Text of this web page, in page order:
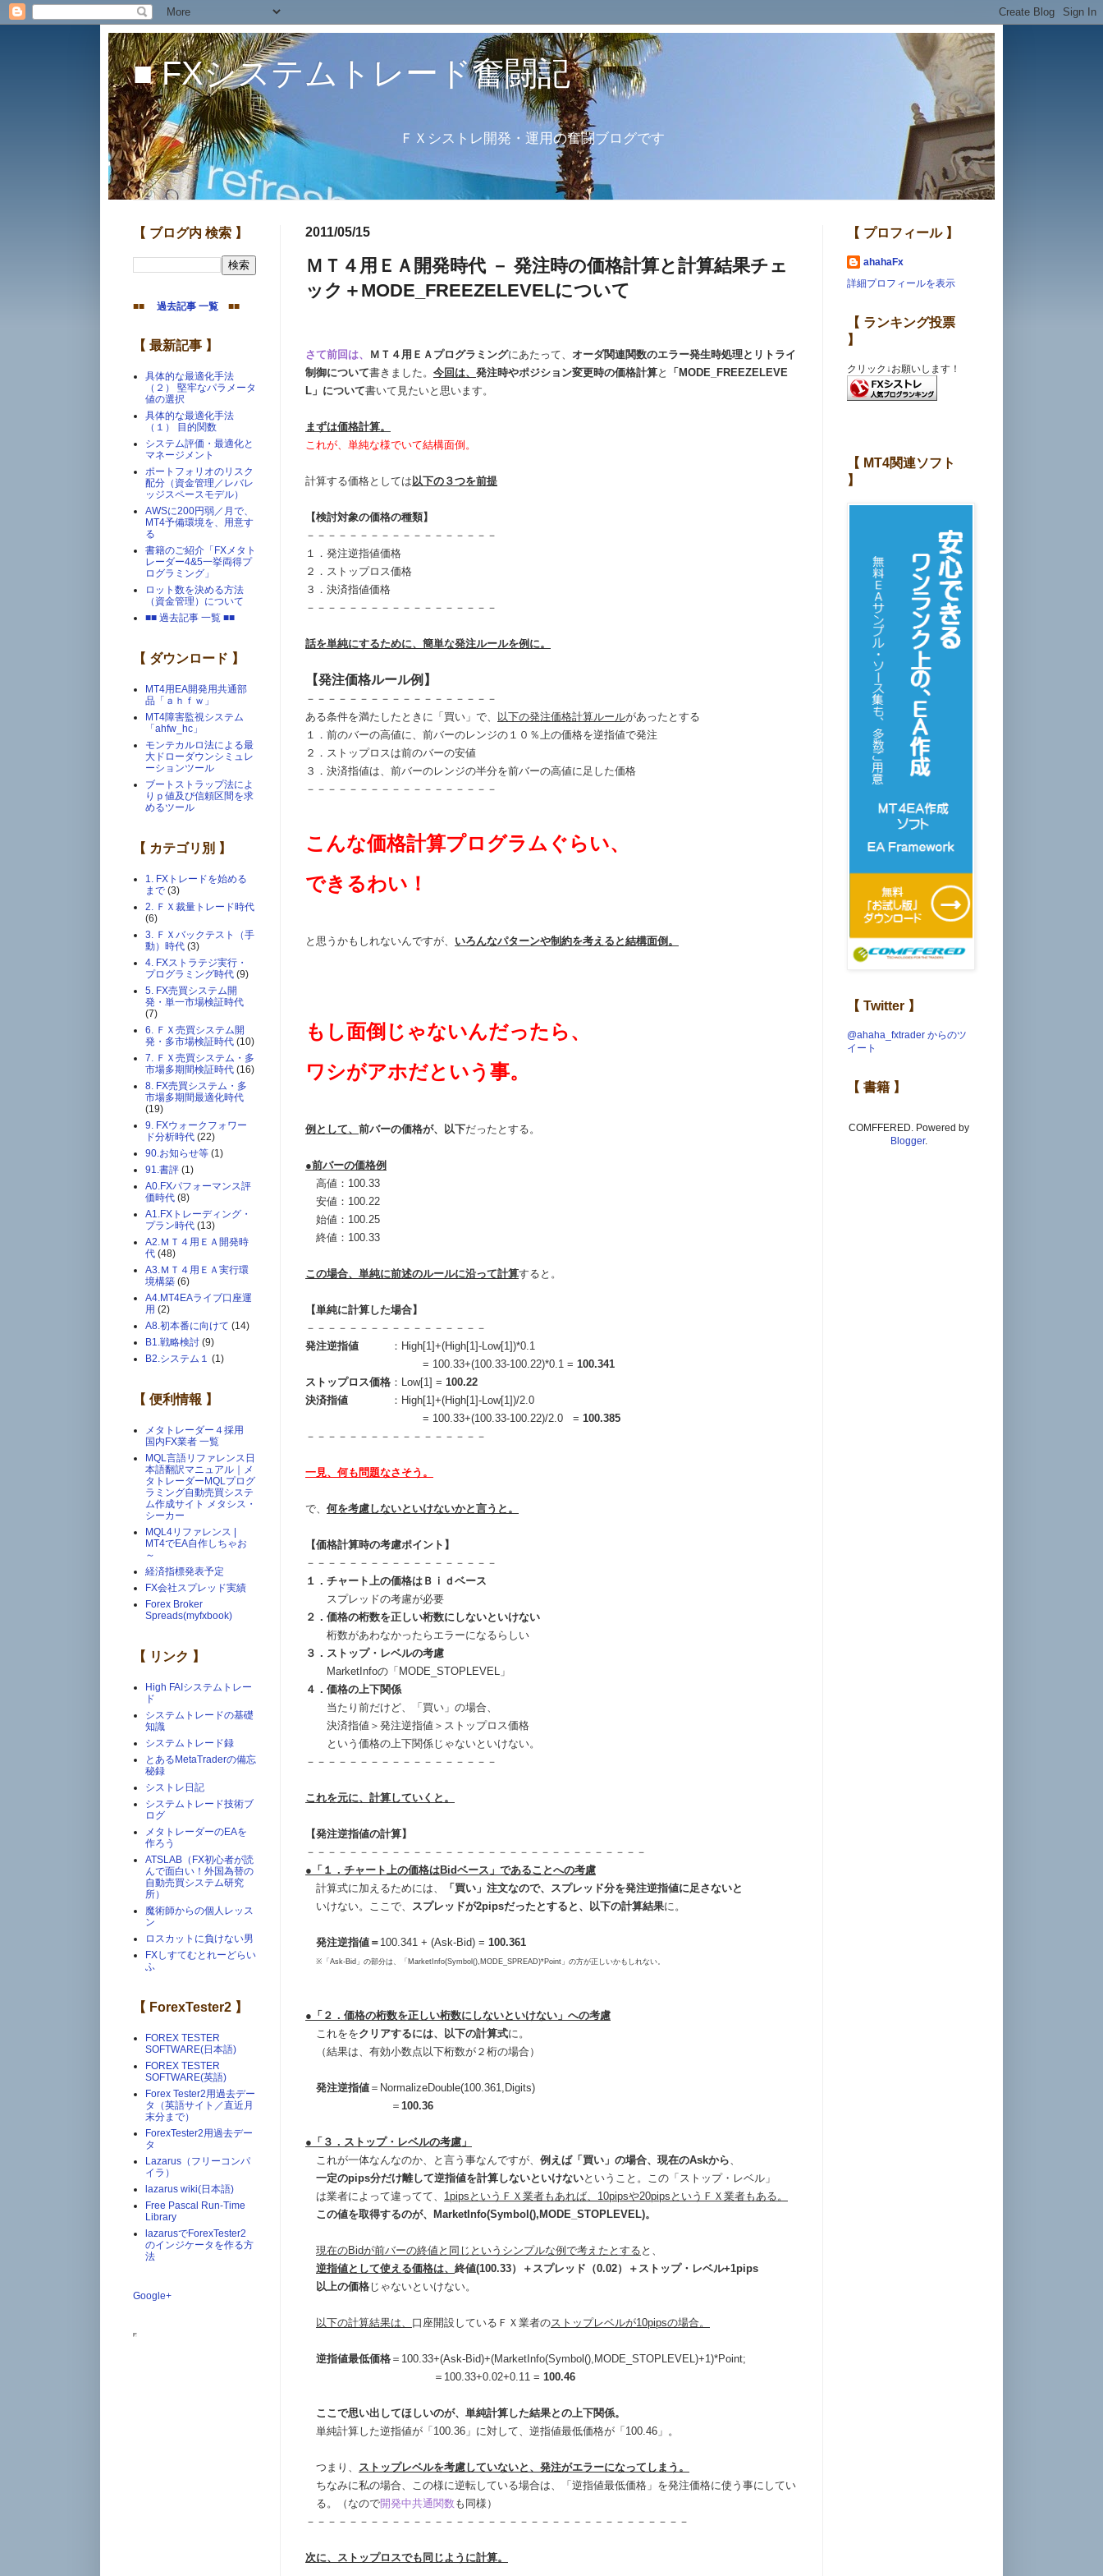
■ FXシステムトレード奮闘記
ＦＸシストレ開発・運用の奮闘ブログです
2011/05/15
ＭＴ４用ＥＡ開発時代 － 発注時の価格計算と計算結果チェ
ック＋MODE_FREEZELEVELについて
さて前回は、 ＭＴ４用ＥＡプログラミングにあたって、 オーダ関連関数のエラー発生時処理とリトライ
制御について書きました。 今回は、 発注時やポジション変更時の価格計算と
「MODE_FREEZELEVE
L」について書いて見たいと思います。
まずは価格計算。
これが、単純な様でいて結構面倒。
計算する価格としては 以下の３つを前提
【検討対象の価格の種類】
－－－－－－－－－－－－－－－－－－
１．発注逆指値価格
２．ストップロス価格
３．決済指値価格
－－－－－－－－－－－－－－－－－－
話を単純にするために、簡単な発注ルールを例に。
【発注価格ルール例】
－－－－－－－－－－－－－－－－－－
ある条件を満たしたときに「買い」で、 以下の発注価格計算ルールがあったとする
１．前のバーの高値に、前バーのレンジの１０％上の価格を逆指値で発注
２．ストップロスは前のバーの安値
３．決済指値は、前バーのレンジの半分を前バーの高値に足した価格
－－－－－－－－－－－－－－－－－－
こんな価格計算プログラムぐらい、
できるわい！
と思うかもしれないんですが、 いろんなパターンや制約を考えると結構面倒。
もし面倒じゃないんだったら、
ワシがアホだという事。
例として、 前バーの価格が、以下だったとする。
●前バーの価格例
高値：100.33
安値：100.22
始値：100.25
終値：100.33
この場合、単純に前述のルールに沿って計算すると。
【単純に計算した場合】
－－－－－－－－－－－－－－－－－
発注逆指値 ：High[1]+(High[1]-Low[1])*0.1
= 100.33+(100.33-100.22)*0.1 = 100.341
ストップロス価格 ：Low[1] = 100.22
決済指値 ：High[1]+(High[1]-Low[1])/2.0
= 100.33+(100.33-100.22)/2.0 = 100.385
－－－－－－－－－－－－－－－－－
一見、何も問題なさそう。
で、 何を考慮しないといけないかと言うと。
【価格計算時の考慮ポイント】
－－－－－－－－－－－－－－－－－－
１．チャート上の価格はＢｉｄベース
スプレッドの考慮が必要
２．価格の桁数を正しい桁数にしないといけない
桁数があわなかったらエラーになるらしい
３．ストップ・レベルの考慮
MarketInfoの「MODE_STOPLEVEL」
４．価格の上下関係
当たり前だけど、「買い」の場合、
決済指値＞発注逆指値＞ストップロス価格
という価格の上下関係じゃないといけない。
－－－－－－－－－－－－－－－－－－
これを元に、計算していくと。
【発注逆指値の計算】
－－－－－－－－－－－－－－－－－－－－－－－－－－－－－－－－
●「１．チャート上の価格はBidベース」であることへの考慮
計算式に加えるためには、
「買い」注文なので、スプレッド分を発注逆指値に足さないと
いけない。ここで、
スプレッドが2pipsだったとすると、以下の計算結果に。
発注逆指値＝ 100.341 + (Ask-Bid) = 100.361
※「Ask-Bid」の部分は、「MarketInfo(Symbol(),MODE_SPREAD)*Point」の方が正しいかもしれない。
●「２．価格の桁数を正しい桁数にしないといけない」への考慮
これををクリアするには、以下の計算式に。
（結果は、有効小数点以下桁数が２桁の場合）
発注逆指値 ＝NormalizeDouble(100.361,Digits)
＝ 100.36
●「３．ストップ・レベルの考慮」
これが一体なんなのか、と言う事なんですが、 例えば「買い」の場合、現在のAskから
一定のpips分だけ離して逆指値を計算しないといけないということ。この「ストップ・レベル」
は業者によって違ってて、 1pipsというＦＸ業者もあれば、10pipsや20pipsというＦＸ業者もある。
この値を取得するのが、MarketInfo(Symbol(),MODE_STOPLEVEL)。
現在のBidが前バーの終値と同じというシンプルな例で考えたとする と、
逆指値として使える価格は、 終値(100.33）＋スプレッド（0.02）＋ストップ・レベル+1pips
以上の価格 じゃないといけない。
以下の計算結果は、 口座開設しているＦＸ業者のストップレベルが10pipsの場合。
逆指値最低価格 ＝100.33+(Ask-Bid)+(MarketInfo(Symbol(),MODE_STOPLEVEL)+1)*Point;
＝100.33+0.02+0.11 = 100.46
ここで思い出してほしいのが、単純計算した結果との上下関係。
単純計算した逆指値が「100.36」に対して、逆指値最低価格が「100.46」。
つまり、
ストップレベルを考慮していないと、発注がエラーになってしまう。
ちなみに私の場合、この様に逆転している場合は、「逆指値最低価格」を発注価格に使う事にしてい
る。（なので開発中共通関数 も同様）
－－－－－－－－－－－－－－－－－－－－－－－－－－－－－－－－－－－－
次に、ストップロスでも同じように計算。
【 ブログ内 検索 】
■■ 過去記事 一覧 ■■
【 最新記事 】
具体的な最適化手法
（２） 堅牢なパラメータ
値の選択
具体的な最適化手法
（１） 目的関数
システム評価・最適化と
マネージメント
ポートフォリオのリスク
配分（資金管理／レバレ
ッジスペースモデル）
AWSに200円弱／月で、
MT4予備環境を、用意す
る
書籍のご紹介「FXメタト
レーダー4&5一挙両得プ
ログラミング」
ロット数を決める方法
（資金管理）について
■■ 過去記事 一覧 ■■
【 ダウンロード 】
MT4用EA開発用共通部
品「ａｈｆｗ」
MT4障害監視システム
「ahfw_hc」
モンテカルロ法による最
大ドローダウンシミュレ
ーションツール
ブートストラップ法によ
りｐ値及び信頼区間を求
めるツール
【 カテゴリ別 】
1. FXトレードを始める
まで (3)
2. ＦＸ裁量トレード時代
(6)
3. ＦＸバックテスト（手
動）時代 (3)
4. FXストラテジ実行・
プログラミング時代 (9)
5. FX売買システム開
発・単一市場検証時代
(7)
6. ＦＸ売買システム開
発・多市場検証時代 (10)
7. ＦＸ売買システム・多
市場多期間検証時代 (16)
8. FX売買システム・多
市場多期間最適化時代
(19)
9. FXウォークフォワー
ド分析時代 (22)
90.お知らせ等 (1)
91.書評 (1)
A0.FXパフォーマンス評
価時代 (8)
A1.FXトレーディング・
プラン時代 (13)
A2.ＭＴ４用ＥＡ開発時
代 (48)
A3.ＭＴ４用ＥＡ実行環
境構築 (6)
A4.MT4EAライブ口座運
用 (2)
A8.初本番に向けて (14)
B1.戦略検討 (9)
B2.システム１ (1)
【 便利情報 】
メタトレーダー４採用
国内FX業者 一覧
MQL言語リファレンス日
本語翻訳マニュアル｜メ
タトレーダーMQLプログ
ラミング自動売買システ
ム作成サイト メタシス・
シーカー
MQL4リファレンス |
MT4でEA自作しちゃお
～
経済指標発表予定
FX会社スプレッド実績
Forex Broker
Spreads(myfxbook)
【 リンク 】
High FAIシステムトレー
ド
システムトレードの基礎
知識
システムトレード録
とあるMetaTraderの備忘
秘録
シストレ日記
システムトレード技術ブ
ログ
メタトレーダーのEAを
作ろう
ATSLAB（FX初心者が読
んで面白い！外国為替の
自動売買システム研究
所）
魔術師からの個人レッス
ン
ロスカットに負けない男
FXしすてむとれーどらい
ふ
【 ForexTester2 】
FOREX TESTER
SOFTWARE(日本語)
FOREX TESTER
SOFTWARE(英語)
Forex Tester2用過去デー
タ（英語サイト／直近月
末分まで）
ForexTester2用過去デー
タ
Lazarus（フリーコンパ
イラ）
lazarus wiki(日本語)
Free Pascal Run-Time
Library
lazarusでForexTester2
のインジケータを作る方
法
Google+
【 プロフィール 】
ahahaFx
詳細プロフィールを表示
【 ランキング投票
】
クリック↓お願いします！
【 MT4関連ソフト
】
【 Twitter 】
@ahaha_fxtrader からのツ
イート
【 書籍 】
COMFFERED. Powered by
Blogger.